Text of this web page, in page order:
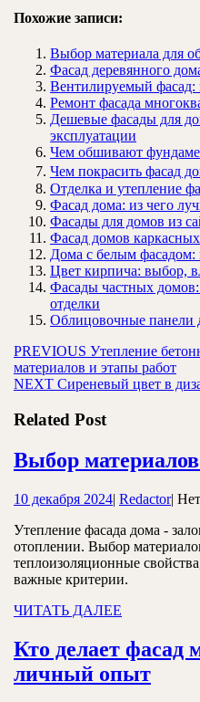
Похожие записи:
Выбор материала для
Фасад деревянного
Вентилируемый
Ремонт фасада
Дешевые фасады для
эксплуатации
Чем обшивают
Чем покрасить фасад
Отделка и утепление
Фасад дома: из чего
Фасады для домов из
Фасад домов
Дома с белым
Цвет кирпича: выбор,
Фасады частных
отделки
Облицовочные панели
Навигация
по
PREVIOUS Предыдущая
запись:
Утепление
материалов и этапы работ
NEXT Следующая
Сиреневый цвет в
Related Post
Выбор
10 декабря 202410
2024
| Redactor|
Утепление фасада дома -
отоплении. Выбор
теплоизоляционные
важные критерии.
ЧИТАТЬ ДАЛЕЕ
Кто делает фасад
личный опытКто